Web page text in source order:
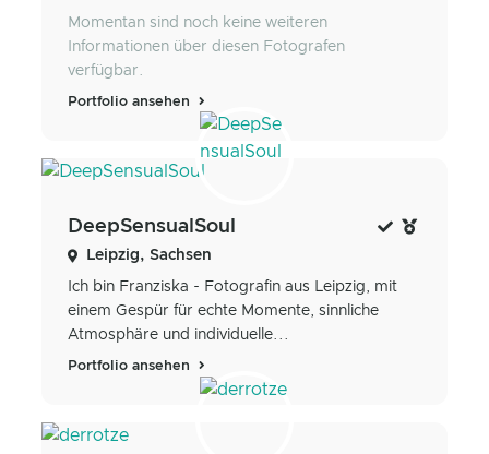
Momentan sind noch keine weiteren
Informationen über diesen Fotografen
verfügbar.
Portfolio ansehen
DeepSensualSoul
Leipzig, Sachsen
Ich bin Franziska - Fotografin aus Leipzig, mit
einem Gespür für echte Momente, sinnliche
Atmosphäre und individuelle...
Portfolio ansehen